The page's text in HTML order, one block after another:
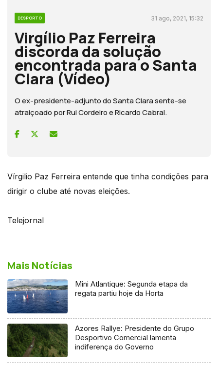
DESPORTO 31 ago, 2021, 15:32
Virgílio Paz Ferreira
discorda da solução
encontrada para o Santa
Clara (Vídeo)
O ex-presidente-adjunto do Santa Clara sente-se
atraiçoado por Rui Cordeiro e Ricardo Cabral.
Vírgilio Paz Ferreira entende que tinha condições para
dirigir o clube até novas eleições.
Telejornal
Mais Notícias
Mini Atlantique: Segunda etapa da
regata partiu hoje da Horta
Azores Rallye: Presidente do Grupo
Desportivo Comercial lamenta
indiferença do Governo